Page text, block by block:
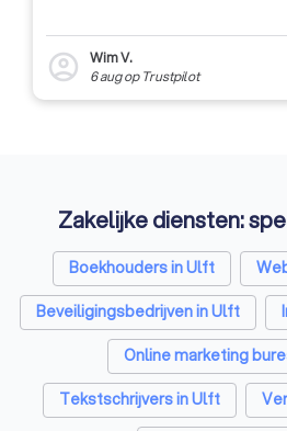
account_circle
Wim V.
6 augop Trustpilot
Zakelijke diensten:
Boekhouders in Ulft
Beveiligingsbedrijven in Ulft
Online marketing
Tekstschrijvers in Ulft